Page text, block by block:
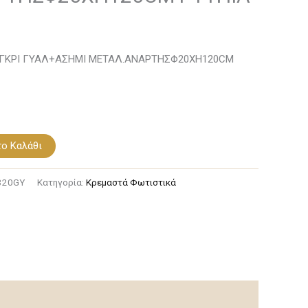
ΓΥΑΛ+ΑΣΗΜΙ ΜΕΤΑΛ.ΑΝΑΡΤΗΣΦ20ΧΗ120CM
Καλάθι
Κατηγορία: Κρεμαστά Φωτιστικά